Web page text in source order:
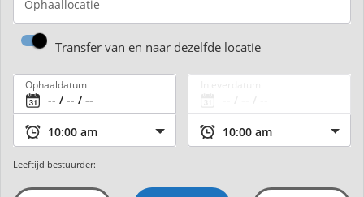
Ophaallocatie
Transfer van en naar dezelfde locatie
Ophaaldatum
Leeftijd bestuurder: